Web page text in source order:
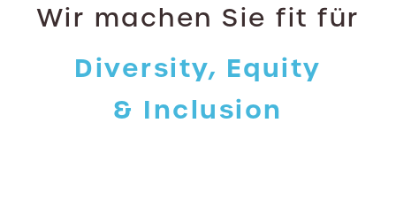
Wir machen Sie fit für
Diversity, Equity
& Inclusion